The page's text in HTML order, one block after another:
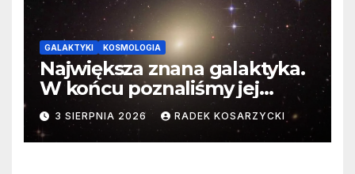
GALAKTYKI KOSMOLOGIA
Największa znana galaktyka.
W końcu poznaliśmy jej
faktyczne wymiary
3 SIERPNIA 2026 RADEK KOSARZYCKI